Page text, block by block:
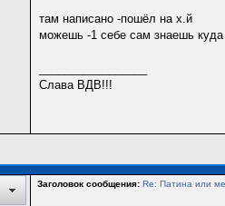
там написано -пошёл на х.й
можешь -1 себе сам знаешь куда
Слава ВДВ!!!
Заголовок сообщения: Re: Патина или